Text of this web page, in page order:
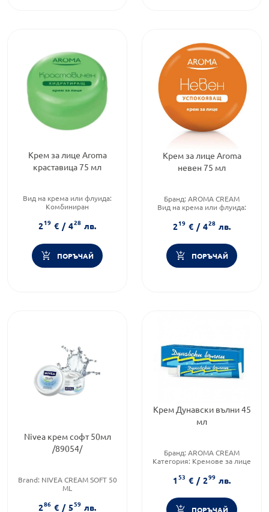
Крем за лице Aroma
краставица 75 мл
Вид на крема или флуида:
Комбиниран
Функционалност:
Подхранване и хидратация
219 € / 428 лв.
ПОРЪЧАЙ
Крем за лице Aroma
невен 75 мл
Бранд: AROMA CREAM
Вид на крема или флуида:
Функционалност:Кожни
раздразнения
219 € / 428 лв.
ПОРЪЧАЙ
Nivea крем софт 50мл
/89054/
Brand: NIVEA CREAM SOFT 50
ML
ML
286 € / 559 лв.
Крем Дунавски вълни 45
мл
Бранд: AROMA CREAM
Категория: Кремове за лице
Подхранване и хидратация
153 € / 299 лв.
ПОРЪЧАЙ